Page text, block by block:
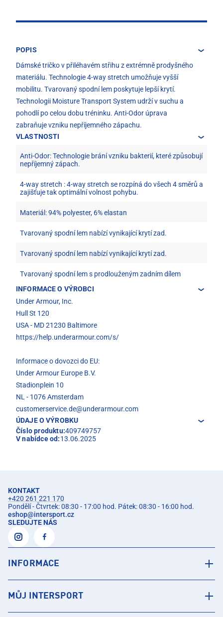
POPIS
Dámské tričko v přiléhavém střihu z extrémně prodyšného
materiálu. Technologie 4-way stretch umožňuje vyšší
mobilitu. Tvarovaný spodní lem poskytuje lepší krytí.
Technologii Moisture Transport System udrží v suchu a
pohodlí po celou dobu tréninku. Anti-Odor úprava
zabraňuje vzniku nepříjemného zápachu.
VLASTNOSTI
Anti-Odor: Technologie brání vzniku bakterií, které způsobují
nepříjemný zápach.
4-way stretch : 4-way stretch se rozpíná do všech 4 směrů a
zajišťuje tak optimální volnost pohybu.
Materiál: 94% polyester, 6% elastan
Tvarovaný spodní lem nabízí vynikající krytí zad.
Tvarovaný spodní lem nabízí vynikající krytí zad.
Tvarovaný spodní lem s prodlouženým zadním dílem
INFORMACE O VÝROBCI
Under Armour, Inc.
Hull St 120
USA - MD 21230 Baltimore
https://help.underarmour.com/s/
Informace o dovozci do EU:
Under Armour Europe B.V.
Stadionplein 10
NL - 1076 Amsterdam
customerservice.de@underarmour.com
ÚDAJE O VÝROBKU
Číslo produktu:409749757
V nabídce od:13.06.2025
KONTAKT
+420 261 221 170
Pondělí - Čtvrtek: 08:30 - 17:00 hod. Pátek: 08:30 - 16:00 hod.
eshop@intersport.cz
SLEDUJTE NÁS
INFORMACE
MŮJ INTERSPORT